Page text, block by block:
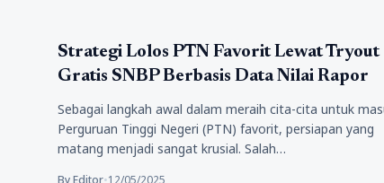
Pendidikan
Strategi Lolos PTN Favorit Lewat Tryout
Gratis SNBP Berbasis Data Nilai Rapor
Sebagai langkah awal dalam meraih cita-cita untuk
Perguruan Tinggi Negeri (PTN) favorit, persiapan yang
matang menjadi sangat krusial. Salah…
By Editor•12/05/2025